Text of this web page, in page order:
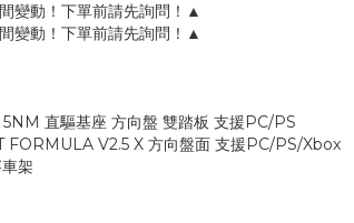
變動！下單前請先詢問！▲
變動！下單前請先詢問！▲
直驅基座 方向盤 雙踏板 支援PC/PS
V2.5 X 方向盤面 支援PC/PS/Xbox
架